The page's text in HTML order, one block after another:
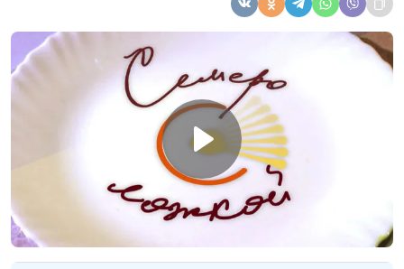
Екатерина Сажина,
Любовь Тямкина,
Гегецик Шахназярян
Анна Ронжина, Евгения
Чикивчук, системный
семейный психолог,
Ирина Садилова, Любовь
Тямкина, Татьяна
Тимонина, Гегецик
Шахназярян